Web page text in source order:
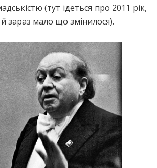
(тут ідеться про 2011 рік,
зараз мало що змінилося).